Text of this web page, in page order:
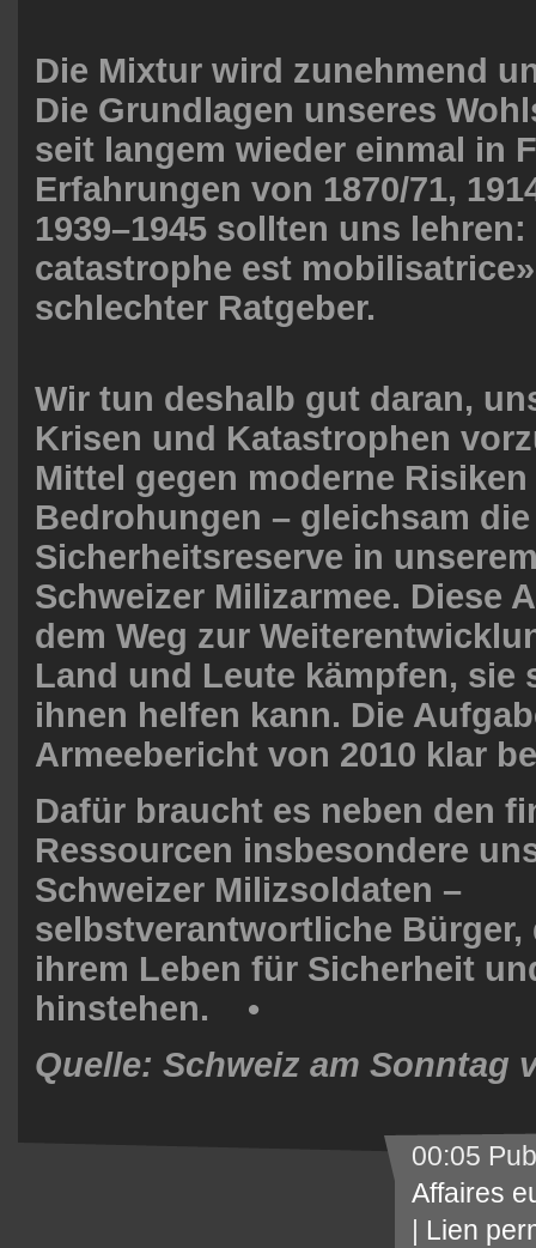
Die Mixtur wird zunehmend
Die Grundlagen unseres
seit langem wieder einmal in
Erfahrungen von 1870/71,
1939–1945 sollten uns lehren:
catastrophe est
schlechter Ratgeber.
Wir tun deshalb gut daran,
Krisen und Katastrophen
Mittel gegen moderne
Bedrohungen – gleichsam die
Sicherheitsreserve in
Schweizer Milizarmee. Diese
dem Weg zur
Land und Leute kämpfen, sie
ihnen helfen kann. Die
Armeebericht von 2010 klar
Dafür braucht es neben den
Ressourcen insbesondere
Schweizer Milizsoldaten –
selbstverantwortliche
ihrem Leben für Sicherheit
hinstehen. •
Quelle: Schweiz am Sonntag
00:05
Affaires
| Lien